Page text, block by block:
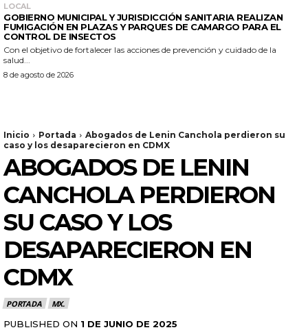
LOCAL
GOBIERNO MUNICIPAL Y JURISDICCIÓN SANITARIA REALIZAN
FUMIGACIÓN EN PLAZAS Y PARQUES DE CAMARGO PARA EL
CONTROL DE INSECTOS
Con el objetivo de fortalecer las acciones de prevención y cuidado de la
salud...
8 de agosto de 2026